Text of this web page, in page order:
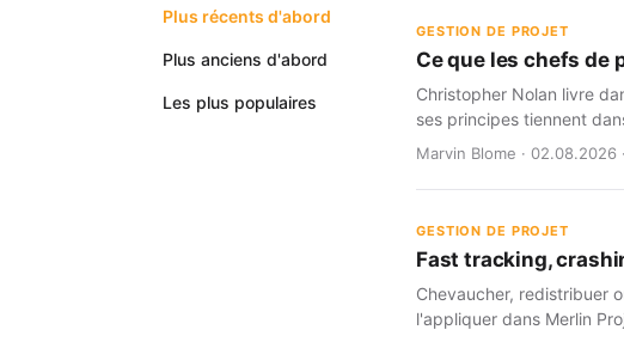
Plus récents d'abord
Plus anciens d'abord
Les plus populaires
GESTION DE PROJET
Ce que les chefs de
Christopher Nolan livre
ses principes tiennent
Marvin Blome · 02.08.2026
GESTION DE PROJET
Fast tracking,
Chevaucher, redistribuer
l'appliquer dans Merlin